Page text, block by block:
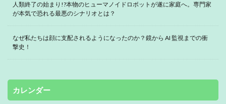
人類終了の始まり!?本物のヒューマノイドロボットが遂に家庭へ。専門家
が本気で恐れる最悪のシナリオとは？
なぜ私たちは顔に支配されるようになったのか？鏡から AI 監視までの衝
撃史！
カレンダー